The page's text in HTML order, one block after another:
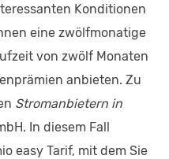
Konditionen
eine zwölfmonatige
von zwölf Monaten
anbieten. Zu
Stromanbietern in
In diesem Fall
easy Tarif, mit dem Sie